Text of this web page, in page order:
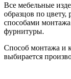
Все мебельные
образцов по цвету,
способами
фурнитуры.
Способ монтажа и
выбирается